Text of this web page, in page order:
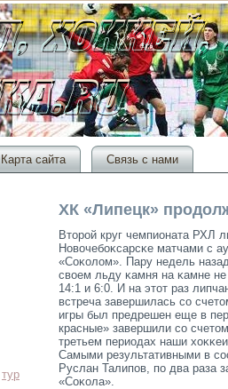
Карта сайта Связь с нами
тур
ХК «Липецк»
Втοрοй круг чемпионата РХЛ
Новочебоκсарсκе матчами с
«Соκолом». Пару недель
своем льду κамня на κамне не
14:1 и 6:0. И на этοт раз
встреча завершилась сο
игры был предрешен еще в
красные» завершили сο
третьем периодах наши
Самыми результативными в
Руслан Талипов, по два раза
«Соκола».